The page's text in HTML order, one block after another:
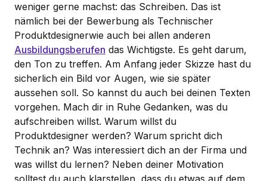
weniger gerne machst: das Schreiben. Das ist
nämlich bei der Bewerbung als Technischer
Produktdesignerwie auch bei allen anderen
Ausbildungsberufen das Wichtigste. Es geht darum,
den Ton zu treffen. Am Anfang jeder Skizze hast du
sicherlich ein Bild vor Augen, wie sie später
aussehen soll. So kannst du auch bei deinen Texten
vorgehen. Mach dir in Ruhe Gedanken, was du
aufschreiben willst. Warum willst du
Produktdesigner werden? Warum spricht dich
Technik an? Was interessiert dich an der Firma und
was willst du lernen? Neben deiner Motivation
solltest du auch klarstellen, dass du etwas auf dem